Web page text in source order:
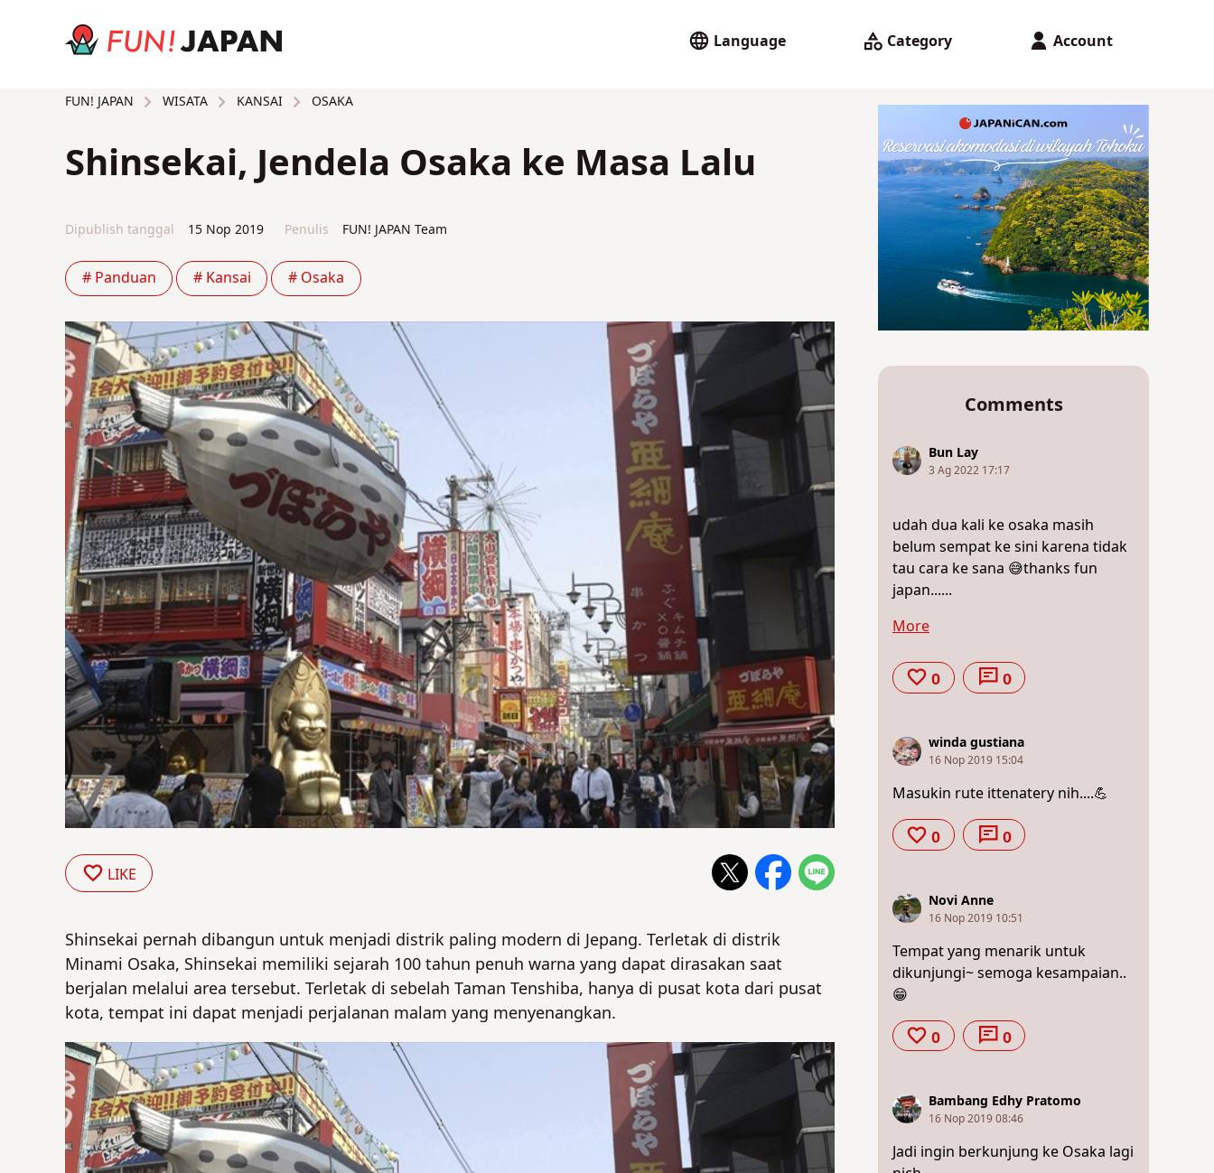
Language Category Account
FUN! JAPAN WISATA KANSAI OSAKA
Shinsekai, Jendela Osaka ke Masa Lalu
Dipublish tanggal 15 Nop 2019 Penulis FUN! JAPAN Team
# Panduan # Kansai # Osaka
LIKE
Shinsekai pernah dibangun untuk menjadi distrik paling modern di Jepang. Terletak di distrik
Minami Osaka, Shinsekai memiliki sejarah 100 tahun penuh warna yang dapat dirasakan saat
berjalan melalui area tersebut. Terletak di sebelah Taman Tenshiba, hanya di pusat kota dari pusat
kota, tempat ini dapat menjadi perjalanan malam yang menyenangkan.
Comments
Bun Lay
3 Ag 2022 17:17
udah dua kali ke osaka masih
belum sempat ke sini karena tidak
tau cara ke sana 😅thanks fun
japan......
More
0 0
winda gustiana
16 Nop 2019 15:04
Masukin rute ittenatery nih....💪
0 0
Novi Anne
16 Nop 2019 10:51
Tempat yang menarik untuk
dikunjungi~ semoga kesampaian..
😁
0 0
Bambang Edhy Pratomo
16 Nop 2019 08:46
Jadi ingin berkunjung ke Osaka lagi